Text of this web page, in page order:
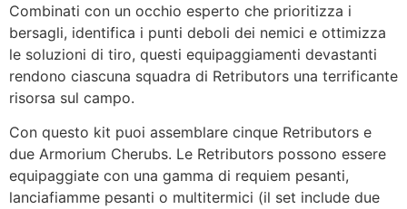
Combinati con un occhio esperto che prioritizza i
bersagli, identifica i punti deboli dei nemici e ottimizza
le soluzioni di tiro, questi equipaggiamenti devastanti
rendono ciascuna squadra di Retributors una terrificante
risorsa sul campo.
Con questo kit puoi assemblare cinque Retributors e
due Armorium Cherubs. Le Retributors possono essere
equipaggiate con una gamma di requiem pesanti,
lanciafiamme pesanti o multitermici (il set include due